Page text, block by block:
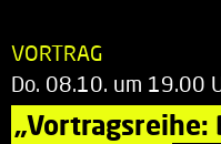
VORTRAG
Do. 08.10. um 19.00